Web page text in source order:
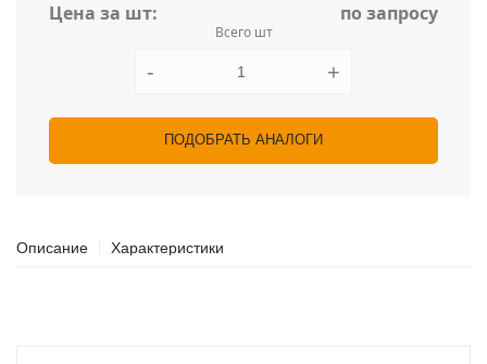
Цена за шт: по запросу
Всего шт
- +
ПОДОБРАТЬ АНАЛОГИ
Описание Характеристики